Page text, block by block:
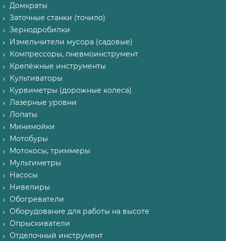
Домкраты
Заточные станки (точило)
Зернодробилки
Измельчители мусора (садовые)
Компрессоры, пневмоинструмент
Крепёжные инструменты
Культиваторы
Курвиметры (дорожные колеса)
Лазерные уровни
Лопаты
Минимойки
Мотобуры
Мотокосы, триммеры
Мультиметры
Насосы
Нивелиры
Обогреватели
Оборудование для работы на высоте
Опрыскиватели
Отделочный инструмент